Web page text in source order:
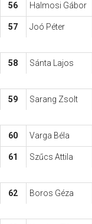
56 Halmosi Gábor
57 Joó Péter
58 Sánta Lajos
59 Sarang Zsolt
60 Varga Béla
61 Szűcs Attila
62 Boros Géza